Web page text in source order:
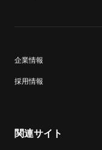
企業情報
採用情報
関連サイト